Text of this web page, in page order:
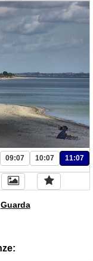
09:07 10:07 11:07
Guarda